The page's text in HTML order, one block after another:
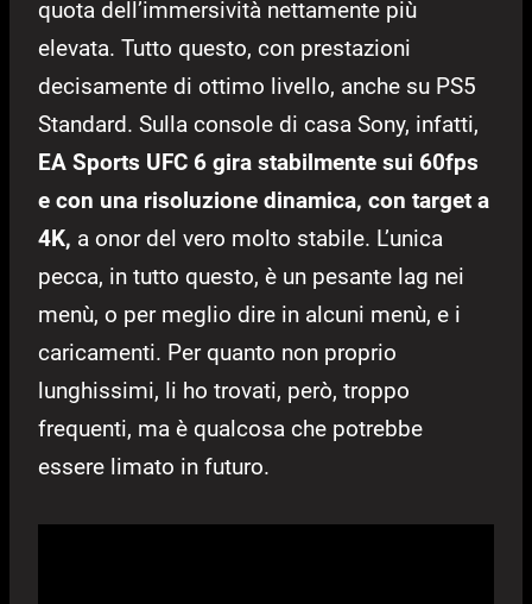
quota dell’immersività nettamente più
elevata. Tutto questo, con prestazioni
decisamente di ottimo livello, anche su PS5
Standard. Sulla console di casa Sony, infatti,
EA Sports UFC 6 gira stabilmente sui 60fps
e con una risoluzione dinamica, con target a
4K, a onor del vero molto stabile. L’unica
pecca, in tutto questo, è un pesante lag nei
menù, o per meglio dire in alcuni menù, e i
caricamenti. Per quanto non proprio
lunghissimi, li ho trovati, però, troppo
frequenti, ma è qualcosa che potrebbe
essere limato in futuro.